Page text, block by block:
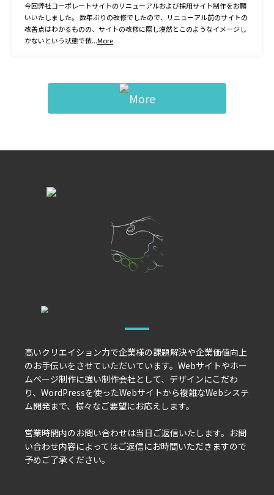
今回弊社コーポレートサイトのリニューアルおよび採用サイト制作をお願
いいたしました。 数年ぶりの改修でしたので、リニューアル前のサイトの
改善点はわかるものの、サイトの改修に際し漠然とこのようなイメージし
かないという状態で依...More
高いクリエイション力で企業様の課題解決や企業価値向上
のお手伝いをさせていただいています。Webサイトやホー
ムページ制作に強い制作会社として、デザインにこだわ
り、WordPressを使ったWebサイトから複雑なWebシステ
ム開発まで、様々なご要望にお応えします。
営業時間内のお問い合わせは当日ご返信いたします。お問
い合わせ内容によってはご返信にお時間いただきますので
予めご了承ください。